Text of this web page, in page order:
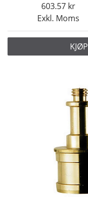
Exkl. Moms
603.57
KJØP